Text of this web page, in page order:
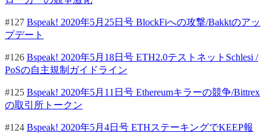
#127 Bspeak! 2020年5月25日号 BlockFiへの攻撃/Bakktのアッ
プデート
#126 Bspeak! 2020年5月18日号 ETH2.0テストネットSchlesi /
PoSの自主規制ガイドライン
#125 Bspeak! 2020年5月11日号 Ethereumキラーの競争/Bittrex
の取引所トークン
#124 Bspeak! 2020年5月4日号 ETHステーキングでKEEP報